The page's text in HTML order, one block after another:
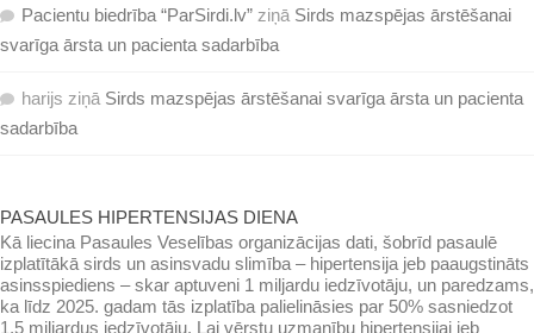
Pacientu biedrība “ParSirdi.lv” ziņā Sirds mazspējas ārstēšanai
svarīga ārsta un pacienta sadarbība
harijs ziņā Sirds mazspējas ārstēšanai svarīga ārsta un pacienta
sadarbība
PASAULES HIPERTENSIJAS DIENA
Kā liecina Pasaules Veselības organizācijas dati, šobrīd pasaulē
izplatītākā sirds un asinsvadu slimība – hipertensija jeb paaugstināts
asinsspiediens – skar aptuveni 1 miljardu iedzīvotāju, un paredzams,
ka līdz 2025. gadam tās izplatība palielināsies par 50% sasniedzot
1,5 miljardus iedzīvotāju. Lai vērstu uzmanību hipertensijai jeb